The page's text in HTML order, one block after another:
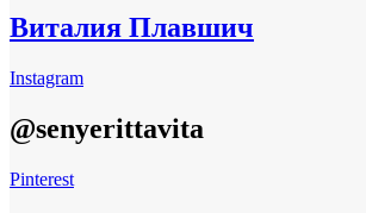
Виталия Плавшич
Instagram
@senyerittavita
Pinterest